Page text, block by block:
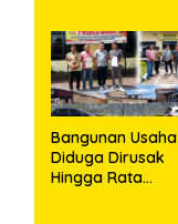
Bangunan Usaha
Diduga Dirusak
Hingga Rata